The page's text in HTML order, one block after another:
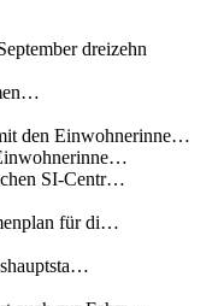
dreizehn
den Einwohnerinne…
SI-Centr…
für di…